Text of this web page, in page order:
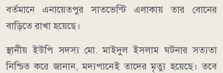
বর্তমানে এনায়েতপুর সাতভেন্টি এলাকায় তার বোনের
বাড়িতে রাখা হয়েছে।
স্থানীয় ইউপি সদস্য মো. মাইদুল ইসলাম ঘটনার সত্যতা
নিশ্চিত করে জানান, মদ্যপানেই তাদের মৃত্যু হয়েছে। তবে